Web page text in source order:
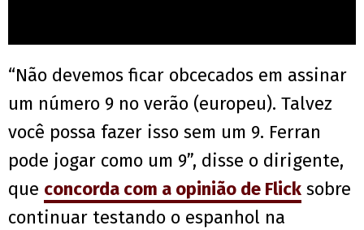
“Não devemos ficar obcecados em assinar
um número 9 no verão (europeu). Talvez
você possa fazer isso sem um 9. Ferran
pode jogar como um 9”, disse o dirigente,
que concorda com a opinião de Flick sobre
continuar testando o espanhol na